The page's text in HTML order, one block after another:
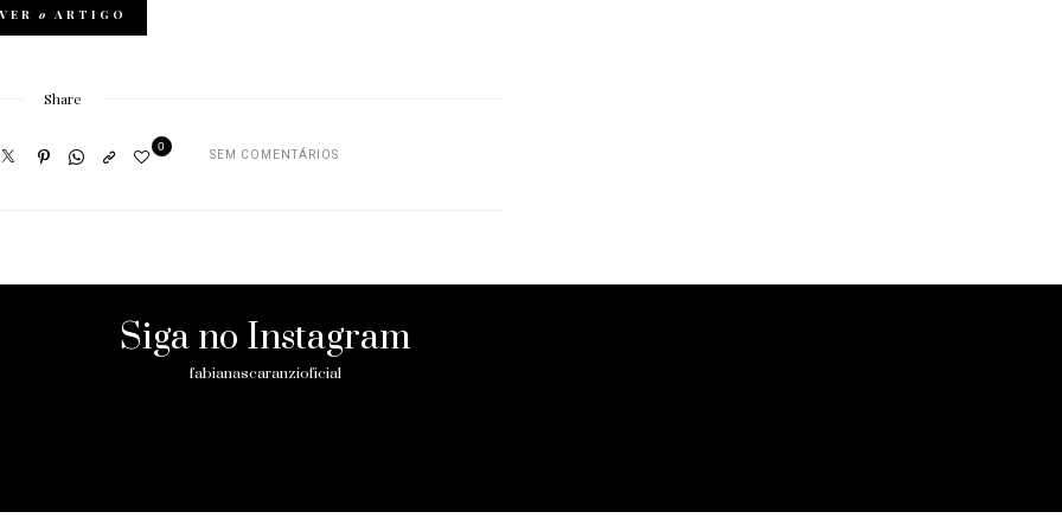
VER o ARTIGO
Share
0
SEM COMENTÁRIOS
Siga no Instagram
fabianascaranzioficial